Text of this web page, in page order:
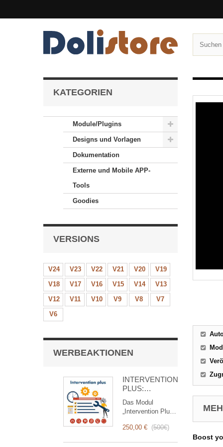
KATEGORIEN
Module/Plugins
Designs und Vorlagen
Dokumentation
Externe und Mobile APP-
Tools
Goodies
VERSIONS
V24 V23 V22 V21 V20
V19
V18
V17 V16 V15 V14
V13
V12
V11 V10 V9 V8
V7
V6
WERBEAKTIONEN
INTERVENTION
PLUS:
Management
von
Interventionen
Das Modul
„Intervention Plus“
revolutionäres
250,00 € (500€)
Boost